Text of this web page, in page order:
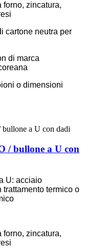
forno, zincatura,
cartone neutra per
di marca
o dimensioni
/ bullone a U con
U: acciaio
termico o
forno, zincatura,